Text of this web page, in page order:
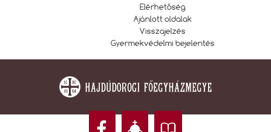
Elérhetőség
Ajánlott oldalak
Visszajelzés
Gyermekvédelmi bejelentés